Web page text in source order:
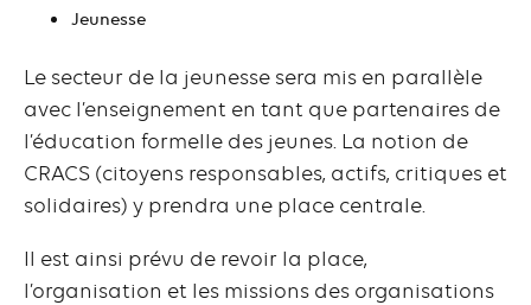
Jeunesse
Le secteur de la jeunesse sera mis en parallèle
avec l’enseignement en tant que partenaires de
l’éducation formelle des jeunes. La notion de
CRACS (citoyens responsables, actifs, critiques et
solidaires) y prendra une place centrale.
Il est ainsi prévu de revoir la place,
l’organisation et les missions des organisations